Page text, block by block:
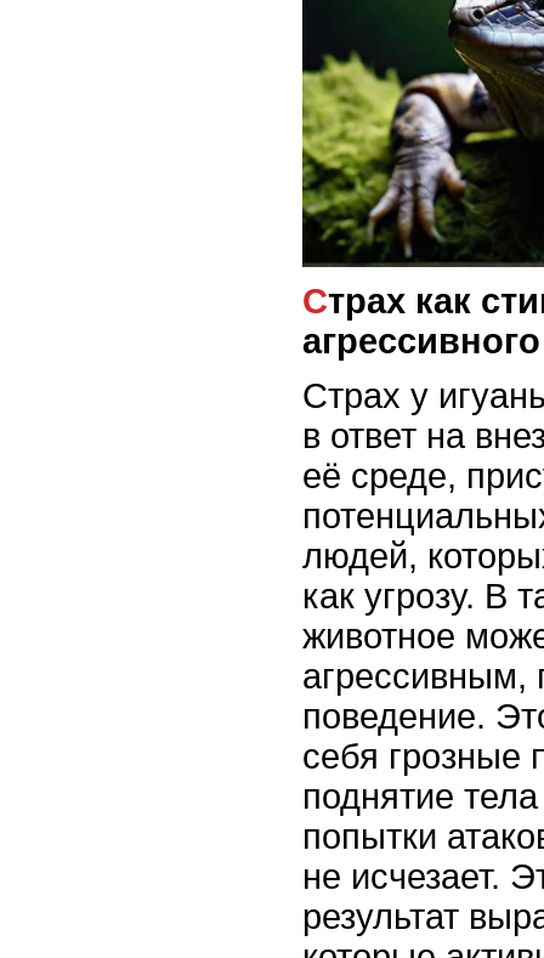
Страх как стимул для
Страх у
в ответ на
её среде,
людей,
как угрозу. В
животное
агрессивным,
поведение.
себя грозные
поднятие
попытки
не исчезает.
результат